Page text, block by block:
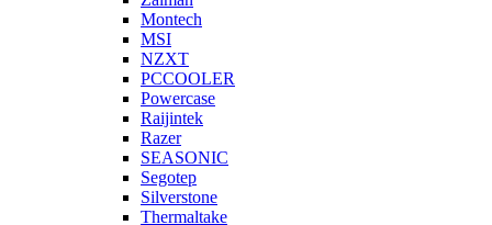
Montech
MSI
NZXT
PCCOOLER
Powercase
Raijintek
Razer
SEASONIC
Segotep
Silverstone
Thermaltake